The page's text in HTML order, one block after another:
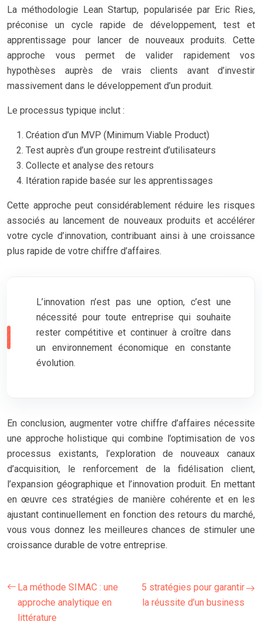
La méthodologie Lean Startup, popularisée par Eric Ries,
préconise un cycle rapide de développement, test et
apprentissage pour lancer de nouveaux produits. Cette
approche vous permet de valider rapidement vos
hypothèses auprès de vrais clients avant d’investir
massivement dans le développement d’un produit.
Le processus typique inclut :
Création d’un MVP (Minimum Viable Product)
Test auprès d’un groupe restreint d’utilisateurs
Collecte et analyse des retours
Itération rapide basée sur les apprentissages
Cette approche peut considérablement réduire les risques
associés au lancement de nouveaux produits et accélérer
votre cycle d’innovation, contribuant ainsi à une croissance
plus rapide de votre chiffre d’affaires.
L’innovation n’est pas une option, c’est une
nécessité pour toute entreprise qui souhaite
rester compétitive et continuer à croître dans
un environnement économique en constante
évolution.
En conclusion, augmenter votre chiffre d’affaires nécessite
une approche holistique qui combine l’optimisation de vos
processus existants, l’exploration de nouveaux canaux
d’acquisition, le renforcement de la fidélisation client,
l’expansion géographique et l’innovation produit. En mettant
en œuvre ces stratégies de manière cohérente et en les
ajustant continuellement en fonction des retours du marché,
vous vous donnez les meilleures chances de stimuler une
croissance durable de votre entreprise.
La méthode SIMAC : une
approche analytique en
littérature
5 stratégies pour garantir
la réussite d’un business